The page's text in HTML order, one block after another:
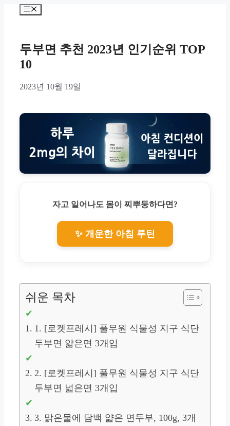
Menu
두부면 추천 2023년 인기순위 TOP
10
2023년 10월 19일
자고 일어나도 몸이 찌뿌둥하다면?
✨ 개운한 아침 루틴
쉬운 목차
1. [로켓프레시] 풀무원 식물성 지구 식단
두부면 얇은면 3개입
2. [로켓프레시] 풀무원 식물성 지구 식단
두부면 넓은면 3개입
3. 맑은물에 담백 얇은 면두부, 100g, 3개